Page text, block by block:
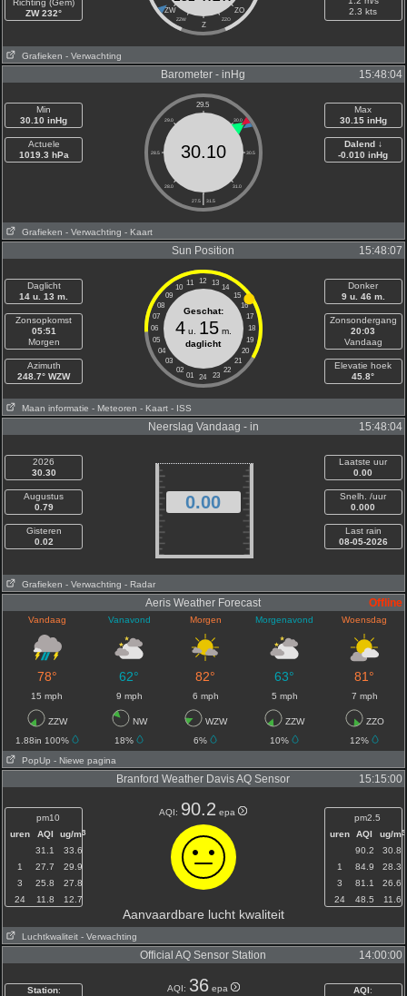
Richting (Gem)
ZW 232°
ZW
ZO
Z
ZZW ZZO
2.3 kts
Grafieken - Verwachting
Barometer - inHg 15:48:04
Min
30.10 inHg
Actuele
1019.3 hPa
29.5
29.0 30.0
28.5 30.5
28.0 31.0
27.5 31.5
|
30.10
Max
30.15 inHg
Dalend ↓
-0.010 inHg
Grafieken - Verwachting - Kaart
Sun Position 15:48:07
Daglicht
14 u. 13 m.
Zonsopkomst
05:51
Morgen
Azimuth
248.7° WZW
12
11 13
10
14
09
15
08
16
07
17
06
18
05
19
04
20
03
21
02
22
01 23
24
Geschat:
4u. 15m.
daglicht
Donker
9 u. 46 m.
Zonsondergang
20:03
Vandaag
Elevatie hoek
45.8°
Maan informatie - Meteoren - Kaart - ISS
Neerslag Vandaag - in 15:48:04
2026
30.30
Augustus
0.79
Gisteren
0.02
0.00
Laatste uur
0.00
Snelh. /uur
0.000
Last rain
08-05-2026
Grafieken - Verwachting - Radar
Aeris Weather Forecast Offline
Vandaag Vanavond Morgen Morgenavond Woensdag
78° 62° 82° 63° 81°
15 mph 9 mph 6 mph 5 mph 7 mph
ZZW NW WZW ZZW
ZZO
1.88in 100%
18% 6% 10%
12%
PopUp - Niewe pagina
Branford Weather Davis AQ Sensor 15:15:00
pm10
uren
AQI ug/m3
31.1
33.6
1
27.7
29.9
3
25.8
27.8
24
11.8 12.7
AQI: 90.2 epa
pm2.5
uren
AQI ug/m3
90.2
30.8
1
84.9
28.3
3
81.1
26.6
24
48.5 11.6
Aanvaardbare lucht kwaliteit
Luchtkwaliteit - Verwachting
Official AQ Sensor Station 14:00:00
Station: AQI: 36 epa AQI: